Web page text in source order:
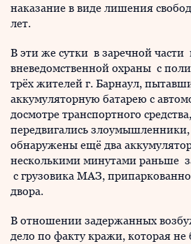
наказание в виде лишения
лет.
В эти же сутки в заречной части
вневедомственной охраны с
трёх жителей г. Барнаул,
аккумуляторную батарею с
досмотре транспортного
передвигались
обнаружены ещё два
несколькими минутами раньше
с грузовика МАЗ,
двора.
В отношении задержанных
дело по факту кражи, которая не